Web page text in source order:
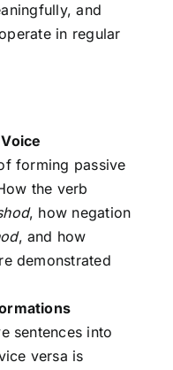
and
in regular
forming passive
the verb
, how negation
, and how
demonstrated
sentences into
versa is